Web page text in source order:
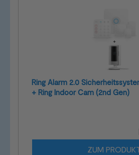
Ring Alarm 2.0
+ Ring Indoor Cam (2nd Gen)
ZUM